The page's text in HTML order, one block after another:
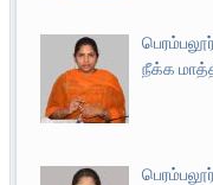
நீக்க